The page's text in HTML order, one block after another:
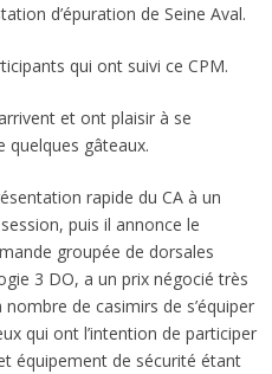
d’épuration de Seine Aval.
qui ont suivi ce CPM.
et ont plaisir à se
quelques gâteaux.
rapide du CA à un
puis il annonce le
groupée de dorsales
3 DO, a un prix négocié très
de casimirs de s’équiper
qui ont l’intention de participer
équipement de sécurité étant